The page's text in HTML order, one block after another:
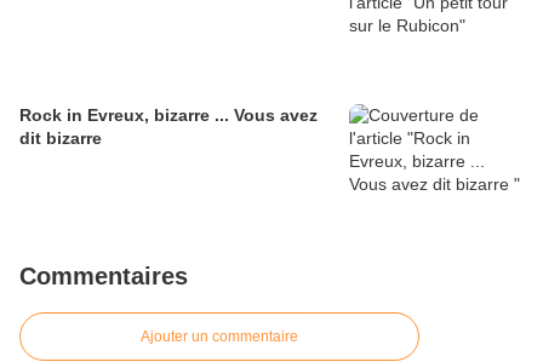
Rock in Evreux, bizarre ... Vous avez
dit bizarre
Commentaires
Ajouter un commentaire